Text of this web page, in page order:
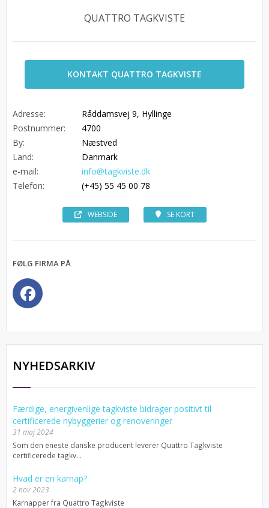
QUATTRO TAGKVISTE
KONTAKT QUATTRO TAGKVISTE
Adresse:
Råddamsvej 9, Hyllinge
Postnummer:
4700
By:
Næstved
Land:
Danmark
e-mail:
info@tagkviste.dk
Telefon:
(+45) 55 45 00 78
WEBSIDE SE KORT
FØLG FIRMA PÅ
NYHEDSARKIV
Færdige, energivenlige tagkviste bidrager positivt til
certificerede nybyggerier og renoveringer
31 maj 2024
Som den eneste danske producent leverer Quattro Tagkviste
certificerede tagkv...
Hvad er en karnap?
2 nov 2023
Karnapper fra Quattro Tagkviste